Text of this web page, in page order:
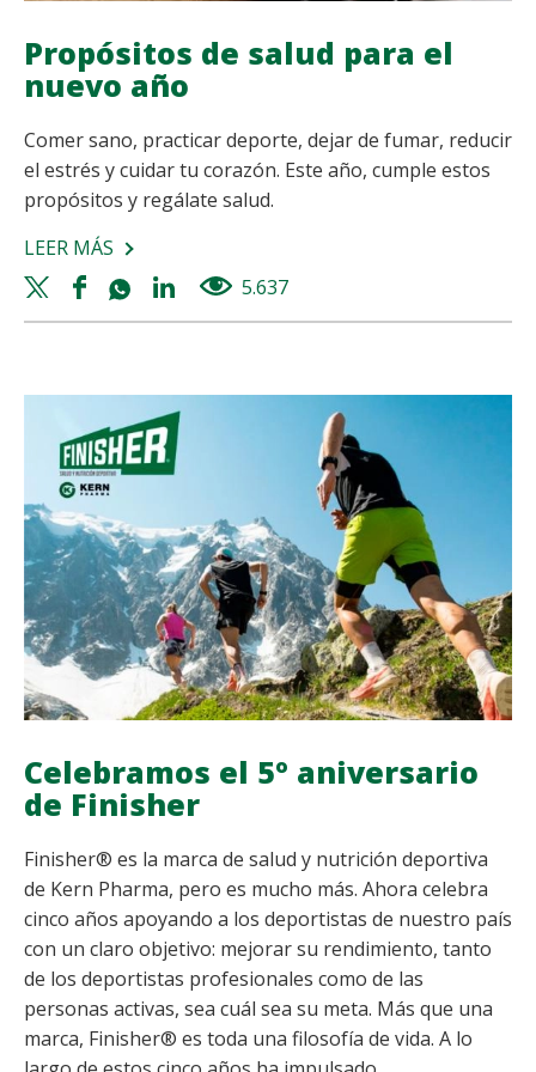
Propósitos de salud para el
nuevo año
Comer sano, practicar deporte, dejar de fumar, reducir
el estrés y cuidar tu corazón. Este año, cumple estos
propósitos y regálate salud.
LEER MÁS SOBRE
PROPÓSITOS
DE
EL
NUEVO
AÑO
Twitter
share
Facebook
share
Whatsapp
share
Linkedin
share
5.637
Celebramos el 5º aniversario
de Finisher
Finisher® es la marca de salud y nutrición deportiva
de Kern Pharma, pero es mucho más. Ahora celebra
cinco años apoyando a los deportistas de nuestro país
con un claro objetivo: mejorar su rendimiento, tanto
de los deportistas profesionales como de las
personas activas, sea cuál sea su meta. Más que una
marca, Finisher® es toda una filosofía de vida. A lo